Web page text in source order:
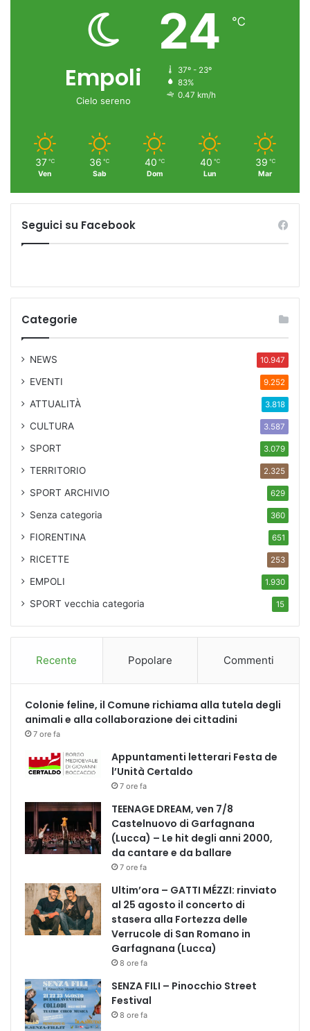
Empoli
Cielo sereno
24 ℃
37º - 23º
83%
0.47 km/h
37 ℃
Ven
36 ℃
Sab
40 ℃
Dom
40 ℃
Lun
39 ℃
Mar
Seguici su Facebook
Categorie
NEWS 10.947
EVENTI 9.252
ATTUALITÀ 3.818
CULTURA 3.587
SPORT 3.079
TERRITORIO 2.325
SPORT ARCHIVIO 629
Senza categoria 360
FIORENTINA 651
RICETTE 253
EMPOLI 1.930
SPORT vecchia categoria 15
Recente Popolare Commenti
Colonie feline, il Comune richiama alla tutela degli
animali e alla collaborazione dei cittadini
7 ore fa
Appuntamenti letterari Festa de
l’Unità Certaldo
7 ore fa
TEENAGE DREAM, ven 7/8
Castelnuovo di Garfagnana
(Lucca) – Le hit degli anni 2000,
da cantare e da ballare
7 ore fa
Ultim’ora – GATTI MÉZZI: rinviato
al 25 agosto il concerto di
stasera alla Fortezza delle
Verrucole di San Romano in
Garfagnana (Lucca)
8 ore fa
SENZA FILI – Pinocchio Street
Festival
8 ore fa
4 giorni fa